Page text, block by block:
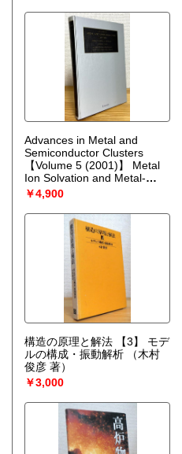
Advances in Metal and
Semiconductor Clusters
【Volume 5 (2001)】 Metal
Ion Solvation and Metal-
Ligand Interactions
Duncan）
￥4,900
構造の原理と解法 【3】 モデ
ルの構成・振動解析
（木村
俊彦 著）
￥3,000